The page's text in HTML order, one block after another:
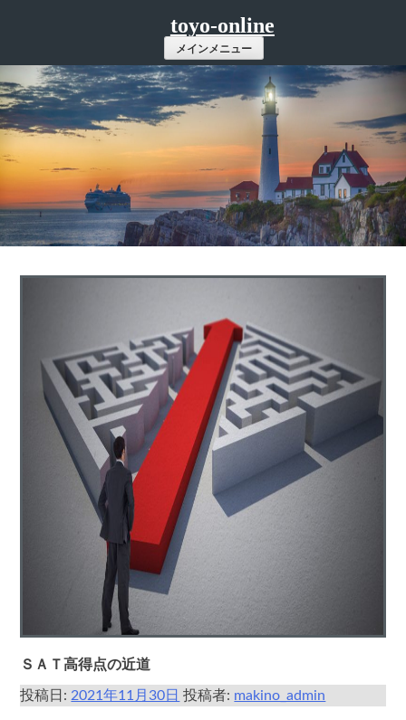
ツ
へ
ス
キ
ッ
プ
toyo-online
メインメニュー
ＳＡＴ高得点の近道
投稿日:2021年11月30日 投稿者: makino_admin